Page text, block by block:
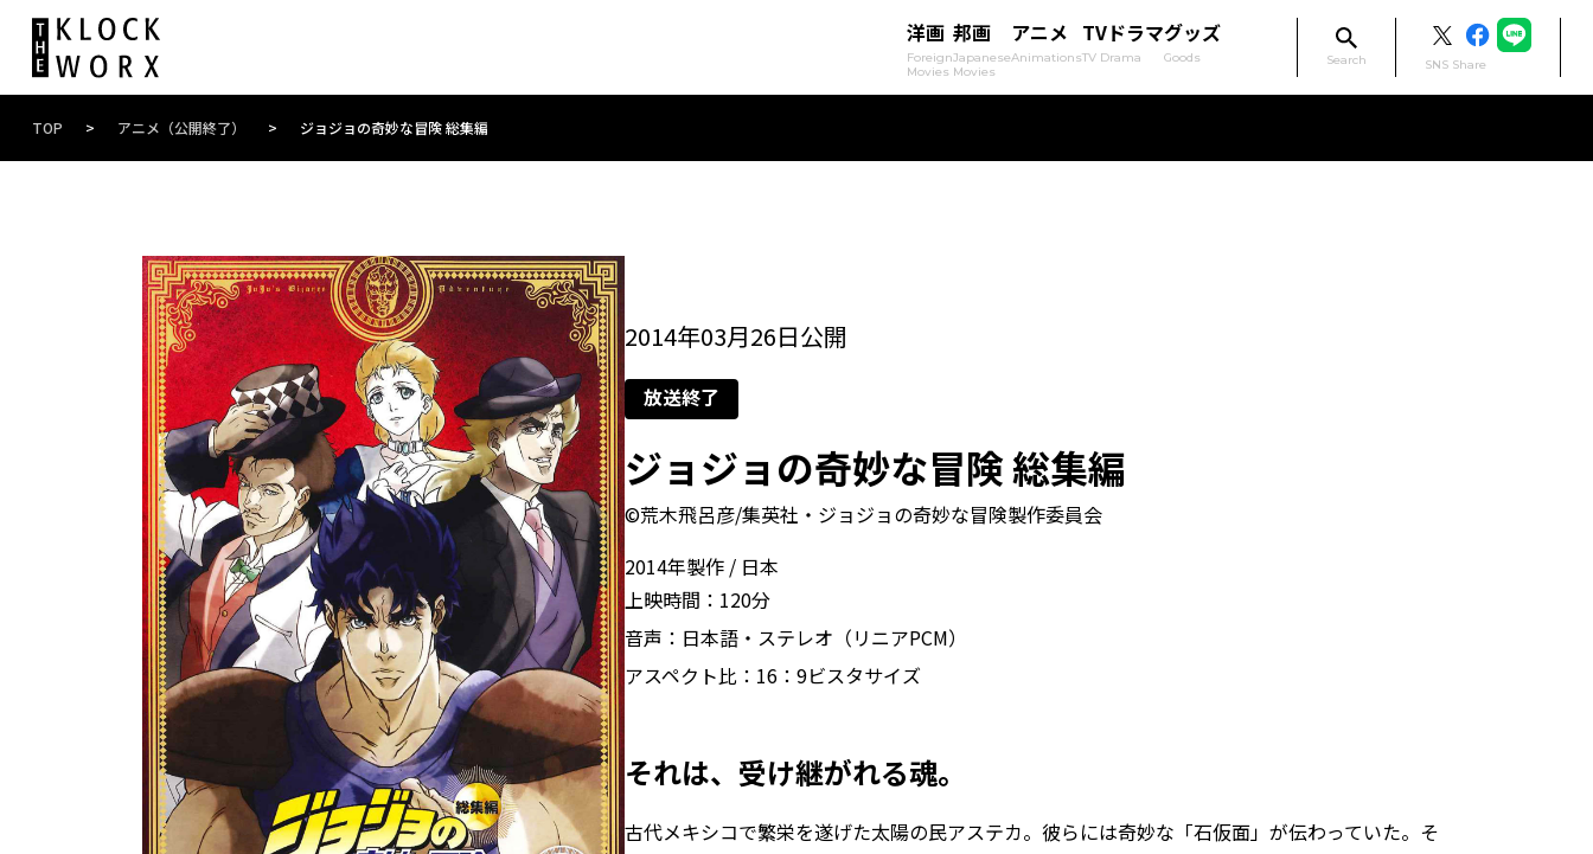
洋画
Foreign
Movies
邦画
Japanese
Movies
アニメ
Animations
TVドラマ
TV Drama
グッズ
Goods Search SNS Share
TOP > アニメ（公開終了） > ジョジョの奇妙な冒険 総集編
2014年03月26日公開
放送終了
ジョジョの奇妙な冒険 総集編
©荒木飛呂彦/集英社・ジョジョの奇妙な冒険製作委員会
2014年製作
日本
上映時間： 120分
音声： 日本語・ステレオ（リニアPCM）
アスペクト比： 16：9ビスタサイズ
それは、受け継がれる魂。
古代メキシコで繁栄を遂げた太陽の民アステカ。彼らには奇妙な「石仮面」が伝わっていた。そ